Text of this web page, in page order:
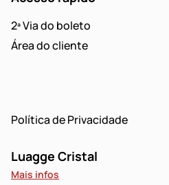
2ª Via do boleto
Área do cliente
Política de Privacidade
Luagge Cristal
Mais infos